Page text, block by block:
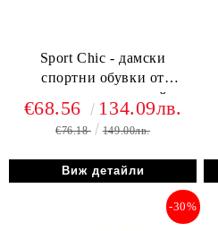
Sport Chic - дамски
спортни обувки от
естествена кожа с змийски
ефект - Модел Андреа
€68.56 134.09лв.
€76.18 149.00лв.
Виж детайли
-30%